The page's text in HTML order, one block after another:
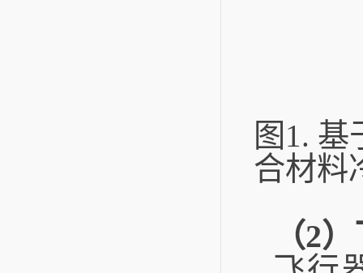
图 1. 基
合材料
（2